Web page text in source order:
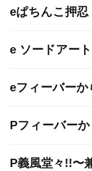
eぱちんこ押
e ソードアー
eフィーバー
Pフィーバー
P義風堂々!!〜